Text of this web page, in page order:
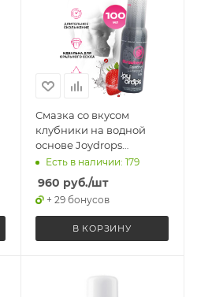
Смазка со вкусом
клубники на водной
основе Joydrops
Strawberry, 100 мл
Есть в наличии: 179
960 руб./шт
+ 29 бонусов
В КОРЗИНУ